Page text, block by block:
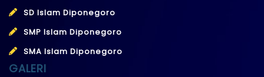
SD Islam Diponegoro
SMP Islam Diponegoro
SMA Islam Diponegoro
GALERI